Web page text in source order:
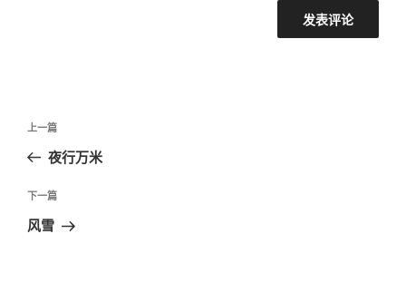
文
导
航
上
一
文
章
上一篇
夜行万米
下
一
下一篇
风雪